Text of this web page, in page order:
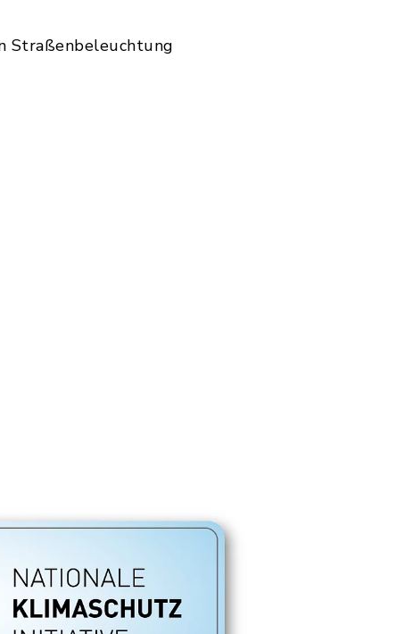
Straßenbeleuchtung